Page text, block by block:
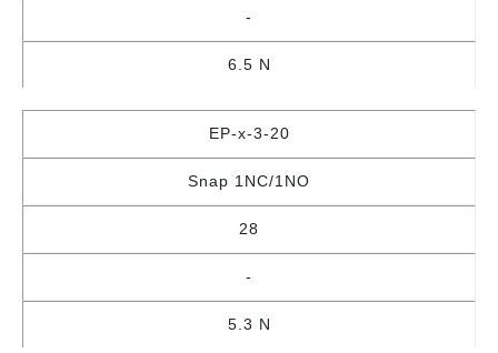
-
6.5 N
EP-x-3-20
Snap 1NC/1NO
28
-
5.3 N